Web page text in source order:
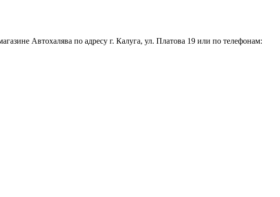
Автохалява по адресу г. Калуга, ул. Платова 19 или по телефонам: